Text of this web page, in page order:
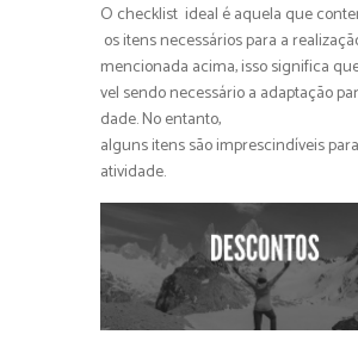
O checklist ideal é aquela que
os itens necessários para a
mencionada acima, isso significa
vel sendo necessário a adaptação
dade. No entanto,
alguns itens são imprescindíveis
atividade.